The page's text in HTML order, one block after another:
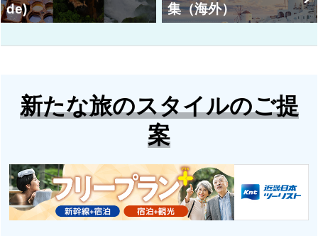
de)
集（海外）
新たな旅のスタイルのご提
案